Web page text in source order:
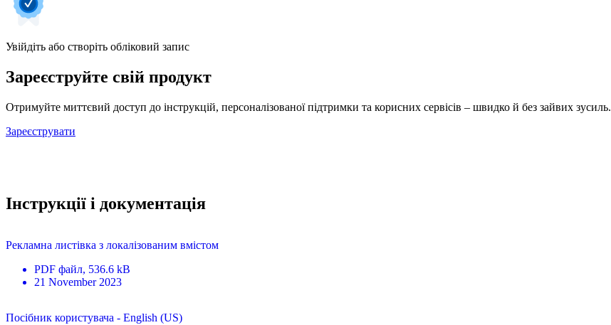
Увійдіть або створіть обліковий запис
Зареєструйте свій продукт
Отримуйте миттєвий доступ до інструкцій, персоналізованої підтримки та корисних сервісів – швидко й без зайвих зусиль.
Зареєструвати
Інструкції і документація
Рекламна листівка з локалізованим вмістом
PDF файл, 536.6 kB
21 November 2023
Посібник користувача - English (US)